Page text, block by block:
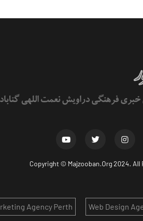
Copyright © Majzooban.Org2024. All
Web Design
Agency Perth